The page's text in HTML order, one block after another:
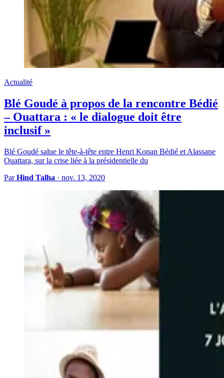
Actualité
Blé Goudé à propos de la rencontre Bédié
– Ouattara : « le dialogue doit être
inclusif »
Blé Goudé salue le tête-à-tête entre Henri Konan Bédié et Alassane
Ouattara, sur la crise liée à la présidentielle du
ParHind Talha · nov. 13, 2020